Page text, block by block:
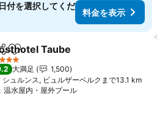
付を選択してくだ
料金を表示
アお気に入りに追加
Taube
テルのランク
大満足
1,500
シュルンス, ビュルザーベルクまで13.1 km
温水屋内・屋外プール料金を表示